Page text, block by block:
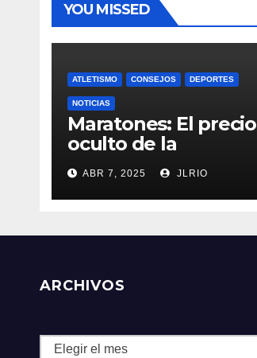
YOU MISSED
ATLETISMO CONSEJOS DEPORTES
NOTICIAS
Maratones: El precio
oculto de la
resistencia
ABR 7, 2025 JLRIO
ARCHIVOS
Archivos